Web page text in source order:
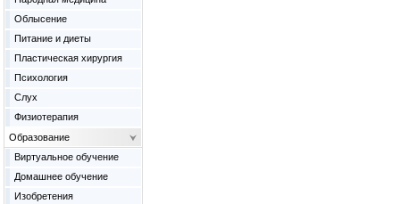
Облысение
Питание и диеты
Пластическая хирургия
Психология
Слух
Физиотерапия
Образование
Виртуальное обучение
Домашнее обучение
Изобретения